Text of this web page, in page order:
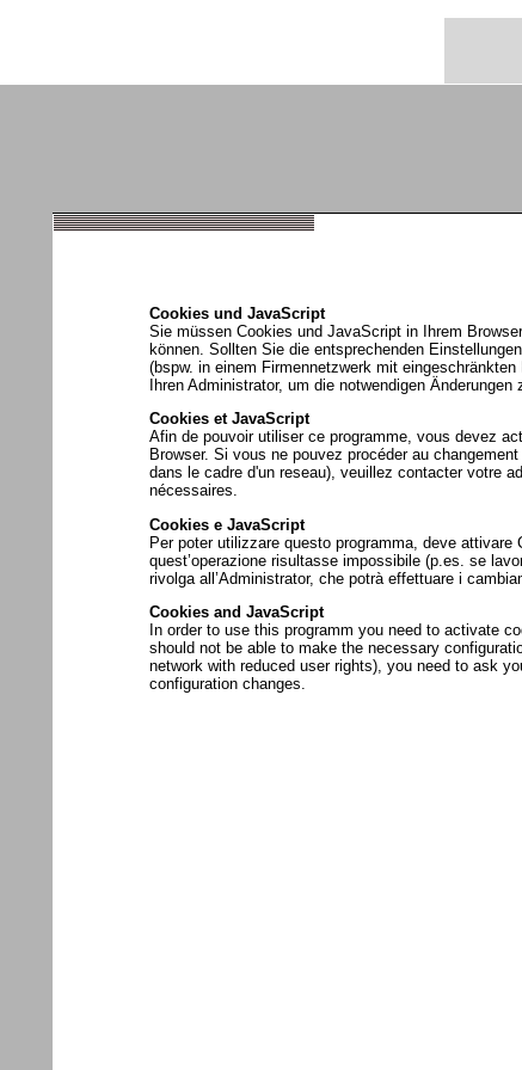
Cookies und JavaScript
Sie müssen Cookies und JavaScript in Ihrem
können. Sollten Sie die entsprechenden
(bspw. in einem Firmennetzwerk mit
Ihren Administrator, um die notwendigen Änderungen
Cookies et JavaScript
Afin de pouvoir utiliser ce programme, vous devez
Browser. Si vous ne pouvez procéder au
dans le cadre d'un reseau), veuillez contacter votre
nécessaires.
Cookies e JavaScript
Per poter utilizzare questo programma, deve
quest’operazione risultasse impossibile (p.es. se
rivolga all’Administrator, che potrà effettuare i
Cookies and JavaScript
In order to use this programm you need to activate
should not be able to make the necessary
network with reduced user rights), you need to ask
configuration changes.